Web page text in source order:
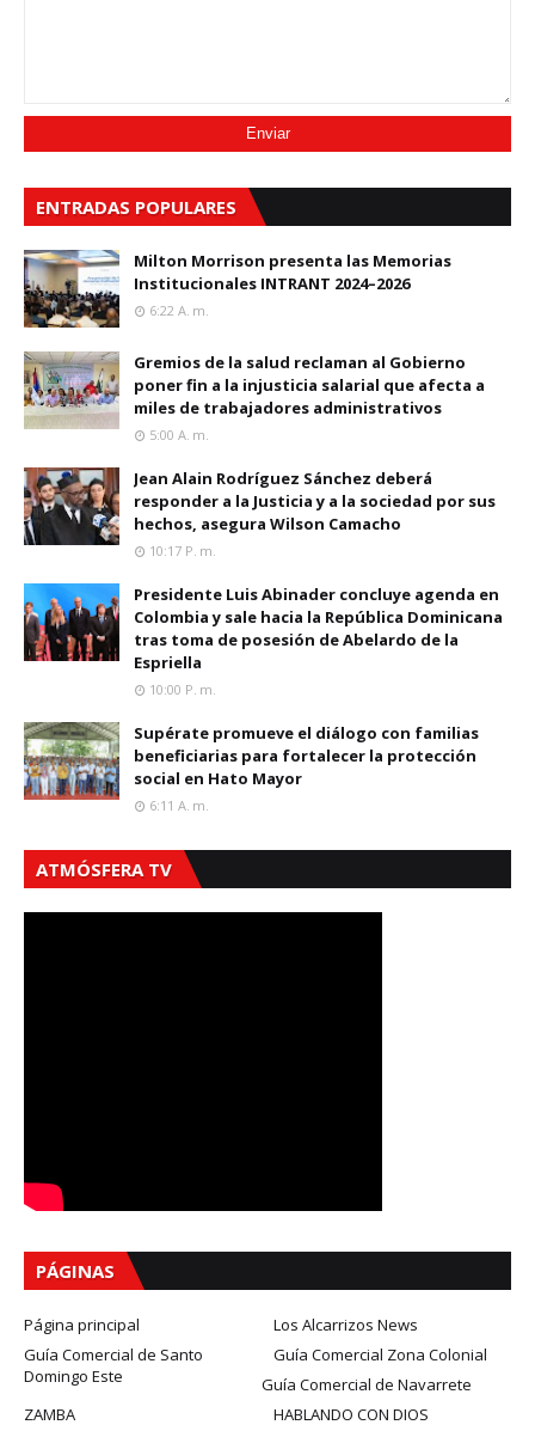
ENTRADAS POPULARES
Milton Morrison presenta las Memorias
Institucionales INTRANT 2024–2026
6:22 A. M.
Gremios de la salud reclaman al Gobierno
poner fin a la injusticia salarial que afecta a
miles de trabajadores administrativos
5:00 A. M.
Jean Alain Rodríguez Sánchez deberá
responder a la Justicia y a la sociedad por sus
hechos, asegura Wilson Camacho
10:17 P. M.
Presidente Luis Abinader concluye agenda en
Colombia y sale hacia la República Dominicana
tras toma de posesión de Abelardo de la
Espriella
10:00 P. M.
Supérate promueve el diálogo con familias
beneficiarias para fortalecer la protección
social en Hato Mayor
6:11 A. M.
ATMÓSFERA TV
PÁGINAS
Página principal
Los Alcarrizos News
Guía Comercial de Santo
Domingo Este
Guía Comercial Zona Colonial
Guía Comercial de Navarrete
HABLANDO CON DIOS
ZAMBA